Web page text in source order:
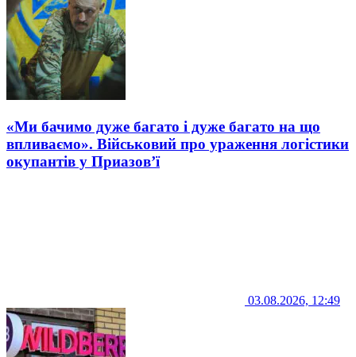
«Ми бачимо дуже багато і дуже багато на що
впливаємо». Військовий про ураження логістики
окупантів у Приазов’ї
03.08.2026, 12:49